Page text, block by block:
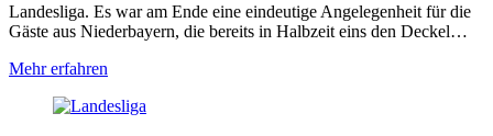
Landesliga. Es war am Ende eine eindeutige Angelegenheit für die
Gäste aus Niederbayern, die bereits in Halbzeit eins den Deckel…
Mehr erfahren